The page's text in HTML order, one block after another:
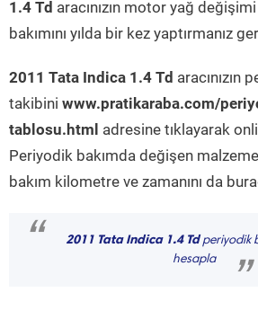
1.4 Td aracınızın motor yağ
bakımını yılda bir kez yaptırmanız
2011 Tata Indica 1.4 Td aracınızın
takibini www.pratikaraba.com/
tablosu.html adresine tıklayarak
Periyodik bakımda değişen
bakım kilometre ve zamanını da
“ 2011 Tata Indica 1.4 Tdperiyodik
hesapla
”